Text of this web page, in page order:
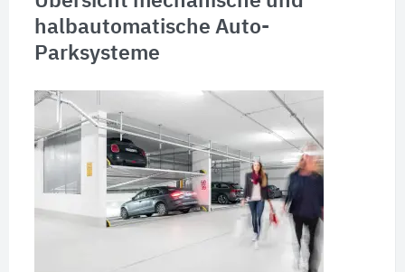
halbautomatische Auto-
Parksysteme